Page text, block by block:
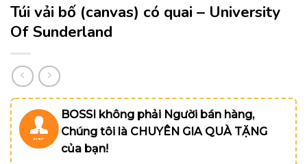
Túi vải bố (canvas) có quai – University
Of Sunderland
BOSSI không phải Người bán hàng,
Chúng tôi là CHUYÊN GIA QUÀ TẶNG
của bạn!